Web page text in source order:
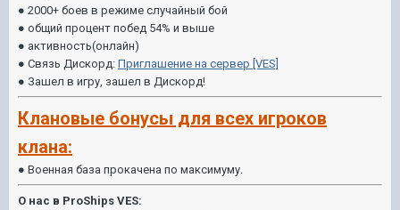
● 2000+ боев в режиме случайный бой
● общий процент побед 54% и выше
● активность(онлайн)
● Связь Дискорд: Приглашение на сервер [VES]
● Зашел в игру, зашел в Дискорд!
Клановые бонусы для всех игроков
клана:
● Военная база прокачена по максимуму.
О нас в ProShips VES: